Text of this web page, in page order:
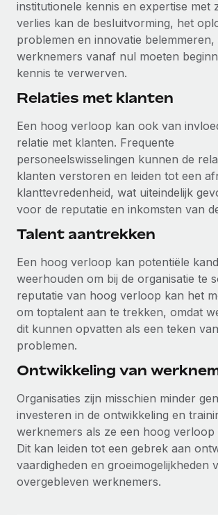
institutionele kennis en expertise met
verlies kan de besluitvorming, het
problemen en innovatie belemmeren,
werknemers vanaf nul moeten
kennis te verwerven.
Relaties met klanten
Een hoog verloop kan ook van
relatie met klanten. Frequente
personeelswisselingen kunnen de
klanten verstoren en leiden tot een
klanttevredenheid, wat uiteindelijk
voor de reputatie en inkomsten van
Talent aantrekken
Een hoog verloop kan potentiële
weerhouden om bij de organisatie te
reputatie van hoog verloop kan het
om toptalent aan te trekken, omdat
dit kunnen opvatten als een teken
problemen.
Ontwikkeling van
Organisaties zijn misschien minder
investeren in de ontwikkeling en
werknemers als ze een hoog verloop
Dit kan leiden tot een gebrek aan
vaardigheden en groeimogelijkheden
overgebleven werknemers.